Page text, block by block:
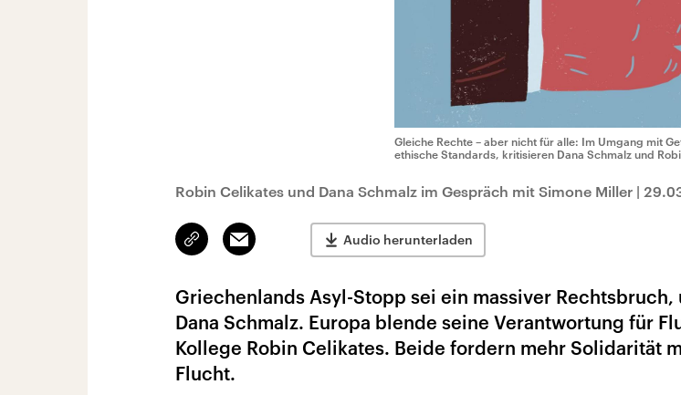
Gleiche Rechte – aber nicht für alle: Im Umgang mit
ethische Standards, kritisieren Dana Schmalz und
Robin Celikates und Dana Schmalz im Gespräch mit Simone Miller |
Link
kopieren/teilen
Email Audio herunterladen
Griechenlands Asyl-Stopp sei ein massiver
Dana Schmalz. Europa blende seine Verantwortung für
Kollege Robin Celikates. Beide fordern mehr Solidarität
Flucht.